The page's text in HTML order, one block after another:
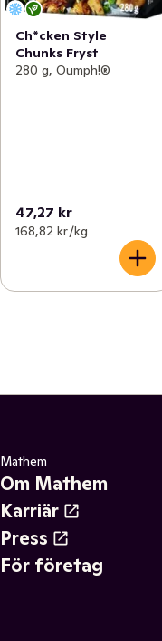
Ch*cken Style
Chunks Fryst
280 g, Oumph!®
47,27 kr
168,82 kr /kg
Mathem
Om Mathem
Karriär
Press
För företag